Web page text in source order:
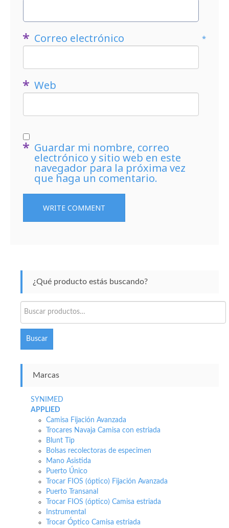
Correo electrónico *
Web
Guardar mi nombre, correo
electrónico y sitio web en este
navegador para la próxima vez
que haga un comentario.
¿Qué producto estás buscando?
por:
Buscar
Marcas
SYNIMED
APPLIED
Camisa Fijación Avanzada
Trocares Navaja Camisa con estriada
Blunt Tip
Bolsas recolectoras de especimen
Mano Asistida
Puerto Único
Trocar FIOS (óptico) Fijación Avanzada
Puerto Transanal
Trocar FIOS (óptico) Camisa estriada
Instrumental
Trocar Óptico Camisa estriada